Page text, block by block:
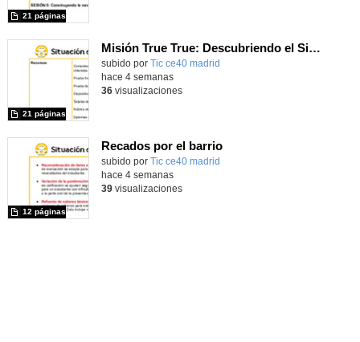
21 páginas
Misión True True: Descubriendo el Sistema Solar
subido por Tic ce40 madrid
21 páginas
hace 4 semanas
36visualizaciones
Recados por el barrio
subido por Tic ce40 madrid
12 páginas
hace 4 semanas
39visualizaciones